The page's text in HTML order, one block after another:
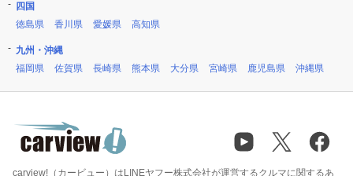
四国
徳島県
香川県 愛媛県 高知県
九州・沖縄
福岡県
佐賀県 長崎県 熊本県 大分県 宮崎県 鹿児島県 沖縄県
carview!（カービュー）はLINEヤフー株式会社が運営するクルマに関するあ